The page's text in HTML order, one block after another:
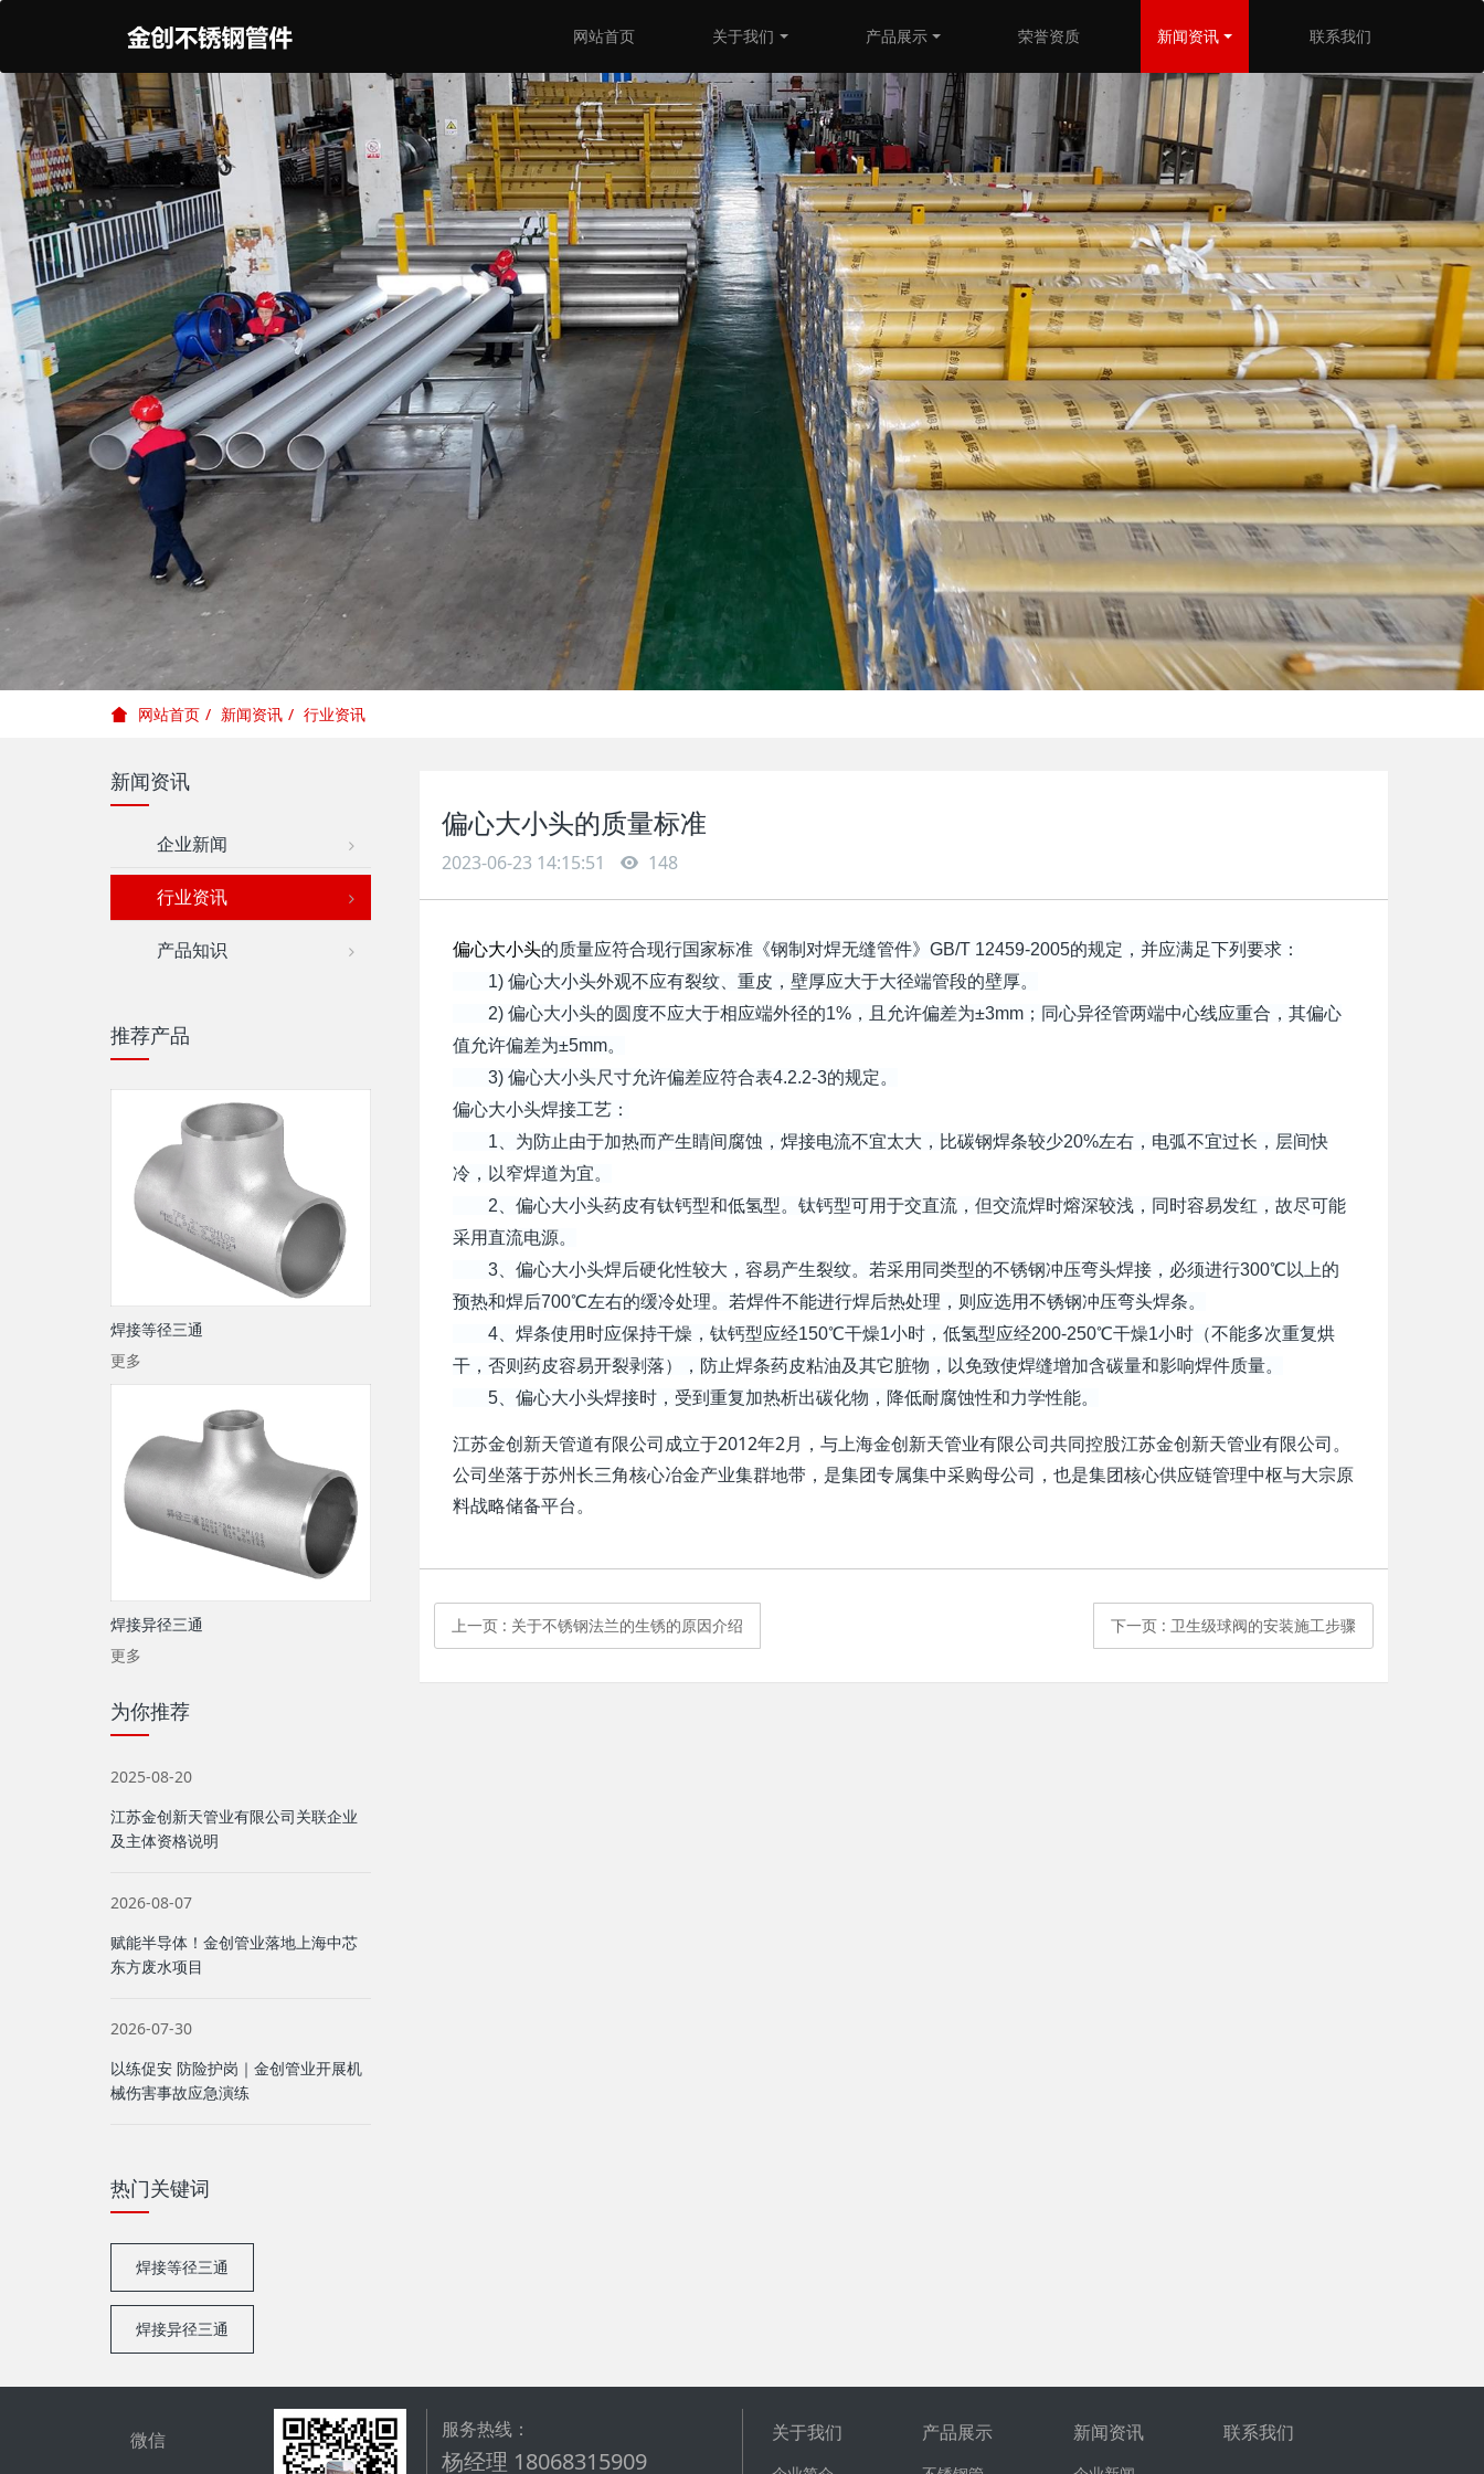
网站首页 关于我们 产品展示 荣誉资质 新闻资讯 联系我们
网站首页 新闻资讯 行业资讯
偏心大小头的质量标准
2023-06-23 14:15:51 148
偏心大小头的质量应符合现行国家标准《钢制对焊无缝管件》GB/T 12459-2005的规定，并应满足下列要求：
1) 偏心大小头外观不应有裂纹、重皮，壁厚应大于大径端管段的壁厚。
2) 偏心大小头的圆度不应大于相应端外径的1%，且允许偏差为±3mm；同心异径管两端中心线应重合，其偏心
值允许偏差为±5mm。
3) 偏心大小头尺寸允许偏差应符合表4.2.2-3的规定。
偏心大小头焊接工艺：
1、为防止由于加热而产生睛间腐蚀，焊接电流不宜太大，比碳钢焊条较少20%左右，电弧不宜过长，层间快
冷，以窄焊道为宜。
2、偏心大小头药皮有钛钙型和低氢型。钛钙型可用于交直流，但交流焊时熔深较浅，同时容易发红，故尽可能
采用直流电源。
3、偏心大小头焊后硬化性较大，容易产生裂纹。若采用同类型的不锈钢冲压弯头焊接，必须进行300℃以上的
预热和焊后700℃左右的缓冷处理。若焊件不能进行焊后热处理，则应选用不锈钢冲压弯头焊条。
4、焊条使用时应保持干燥，钛钙型应经150℃干燥1小时，低氢型应经200-250℃干燥1小时（不能多次重复烘
干，否则药皮容易开裂剥落），防止焊条药皮粘油及其它脏物，以免致使焊缝增加含碳量和影响焊件质量。
5、偏心大小头焊接时，受到重复加热析出碳化物，降低耐腐蚀性和力学性能。
江苏金创新天管道有限公司成立于2012年2月，与上海金创新天管业有限公司共同控股江苏金创新天管业有限公司。
公司坐落于苏州长三角核心冶金产业集群地带，是集团专属集中采购母公司，也是集团核心供应链管理中枢与大宗原
料战略储备平台。
上一页 : 关于不锈钢法兰的生锈的原因介绍 下一页 : 卫生级球阀的安装施工步骤
新闻资讯
企业新闻
行业资讯
产品知识
推荐产品
焊接等径三通
更多
焊接异径三通
更多
为你推荐
2025-08-20
江苏金创新天管业有限公司关联企业
及主体资格说明
2026-08-07
赋能半导体！金创管业落地上海中芯
东方废水项目
2026-07-30
以练促安 防险护岗｜金创管业开展机
械伤害事故应急演练
热门关键词
焊接等径三通
焊接异径三通
微信 服务热线：
杨经理 18068315909
关于我们 产品展示 新闻资讯 联系我们